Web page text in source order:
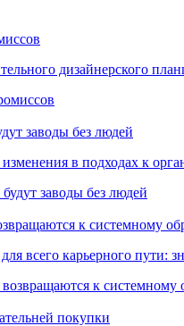
дизайнерского
заводы без людей
в подходах к
к системному
всего карьерного пути:
покупки